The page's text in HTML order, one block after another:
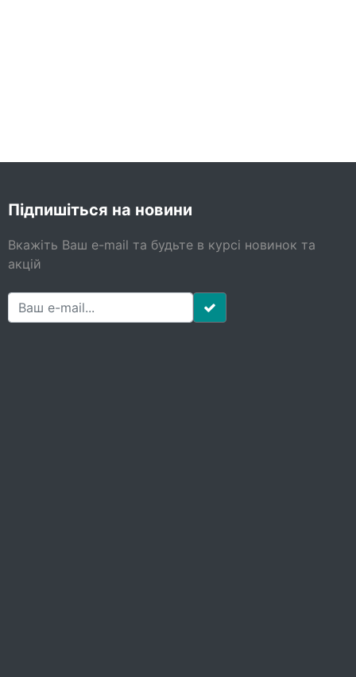
Підпишіться на новини
Вкажіть Ваш e-mail та будьте в курсі новинок та
акцій